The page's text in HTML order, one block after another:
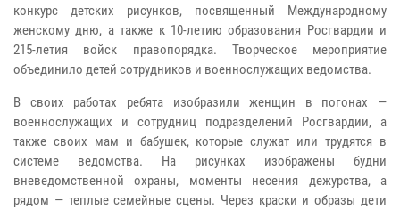
конкурс детских рисунков, посвященный Международному
женскому дню, а также к 10-летию образования Росгвардии и
215-летия войск правопорядка. Творческое мероприятие
объединило детей сотрудников и военнослужащих ведомства.
В своих работах ребята изобразили женщин в погонах —
военнослужащих и сотрудниц подразделений Росгвардии, а
также своих мам и бабушек, которые служат или трудятся в
системе ведомства. На рисунках изображены будни
вневедомственной охраны, моменты несения дежурства, а
рядом — теплые семейные сцены. Через краски и образы дети